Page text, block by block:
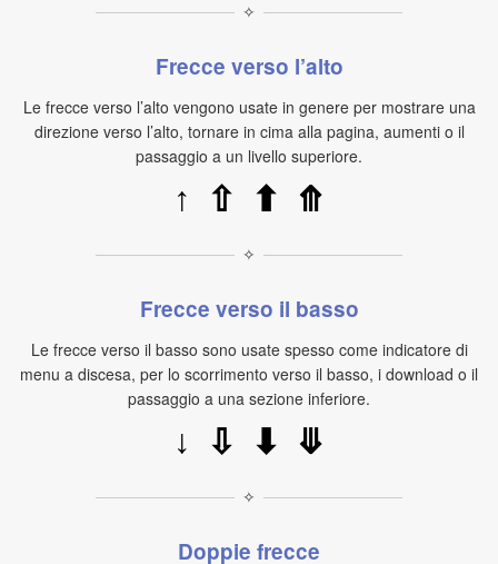
✧
Frecce verso l’alto
Le frecce verso l’alto vengono usate in genere per mostrare una
direzione verso l’alto, tornare in cima alla pagina, aumenti o il
passaggio a un livello superiore.
↑ ⇧ ⬆ ⤊
✧
Frecce verso il basso
Le frecce verso il basso sono usate spesso come indicatore di
menu a discesa, per lo scorrimento verso il basso, i download o il
passaggio a una sezione inferiore.
↓ ⇩ ⬇ ⤋
✧
Doppie frecce